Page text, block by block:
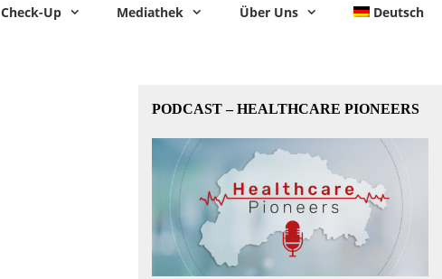
Check-Up Mediathek Über Uns Deutsch
PODCAST – HEALTHCARE PIONEERS